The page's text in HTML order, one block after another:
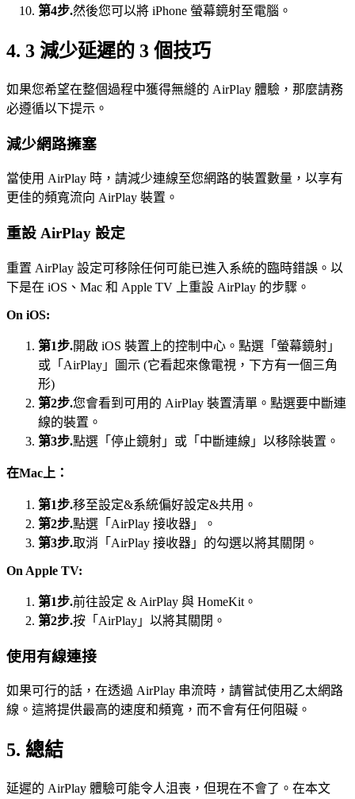
第4步.然後您可以將 iPhone 螢幕鏡射至電腦。
4. 3 減少延遲的 3 個技巧
如果您希望在整個過程中獲得無縫的 AirPlay 體驗，那麼請務
必遵循以下提示。
減少網路擁塞
當使用 AirPlay 時，請減少連線至您網路的裝置數量，以享有
更佳的頻寬流向 AirPlay 裝置。
重設 AirPlay 設定
重置 AirPlay 設定可移除任何可能已進入系統的臨時錯誤。以
下是在 iOS、Mac 和 Apple TV 上重設 AirPlay 的步驟。
On iOS:
第1步.開啟 iOS 裝置上的控制中心。點選「螢幕鏡射」
或「AirPlay」圖示 (它看起來像電視，下方有一個三角
形)
第2步.您會看到可用的 AirPlay 裝置清單。點選要中斷連
線的裝置。
第3步.點選「停止鏡射」或「中斷連線」以移除裝置。
在Mac上：
第1步.移至設定&系統偏好設定&共用。
第2步.點選「AirPlay 接收器」。
第3步.取消「AirPlay 接收器」的勾選以將其關閉。
On Apple TV:
第1步.前往設定 & AirPlay 與 HomeKit。
第2步.按「AirPlay」以將其關閉。
使用有線連接
如果可行的話，在透過 AirPlay 串流時，請嘗試使用乙太網路
線。這將提供最高的速度和頻寬，而不會有任何阻礙。
5. 總結
延遲的 AirPlay 體驗可能令人沮喪，但現在不會了。在本文